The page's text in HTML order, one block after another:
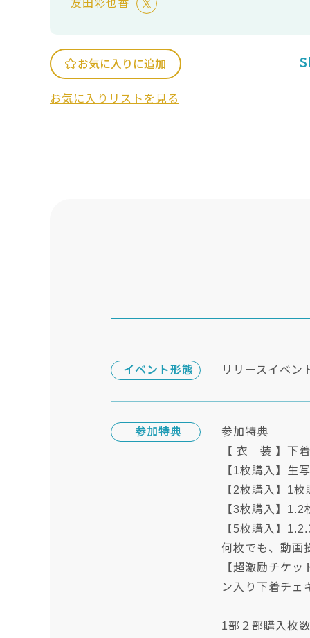
友田彩也香
お気に入りに追加
お気に入りリストを見る
イベント形態 リリースイベン
参加特典
参加特典
【 衣 装 】下着
【1枚購入】生
【2枚購入】1
【3枚購入】
【5枚購入】
何枚でも、動画
【超激励チケ
ン入り下着チェ
1部２部購入枚